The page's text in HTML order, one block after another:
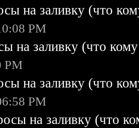
на заливку (что
PM
на заливку (что
PM
на заливку (что
PM
на заливку (что